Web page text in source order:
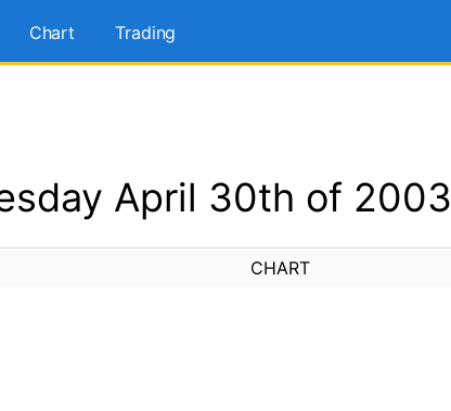
Chart Trading
April 30th of 2003
CHART